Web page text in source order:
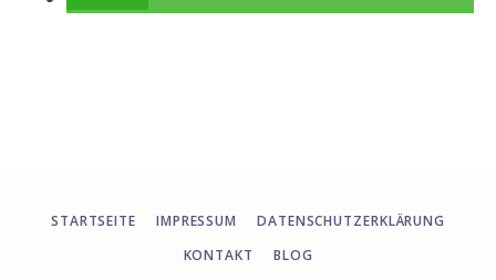
STARTSEITE IMPRESSUM
DATENSCHUTZERKLÄRUNG
KONTAKT
BLOG